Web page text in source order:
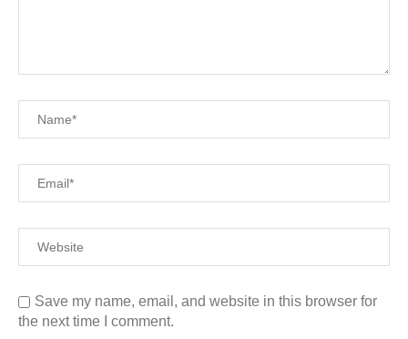
Save my name, email, and website in this browser for
the next time I comment.